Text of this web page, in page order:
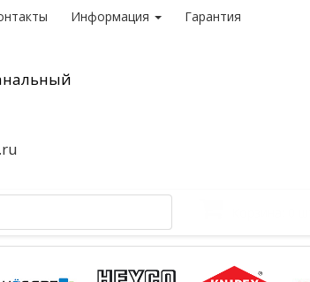
Информация Гарантия